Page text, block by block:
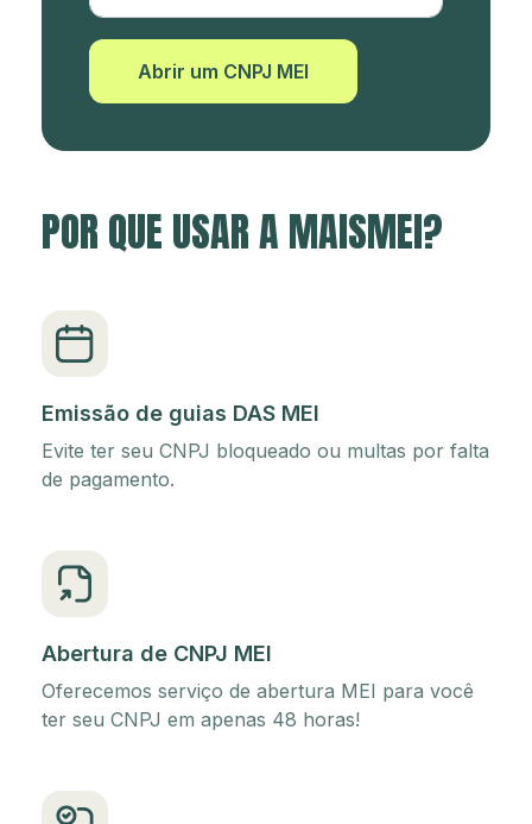
Abrir um CNPJ MEI
POR QUE USAR A MAISMEI?
Emissão de guias DAS MEI
Evite ter seu CNPJ bloqueado ou multas por falta
de pagamento.
Abertura de CNPJ MEI
Oferecemos serviço de abertura MEI para você
ter seu CNPJ em apenas 48 horas!